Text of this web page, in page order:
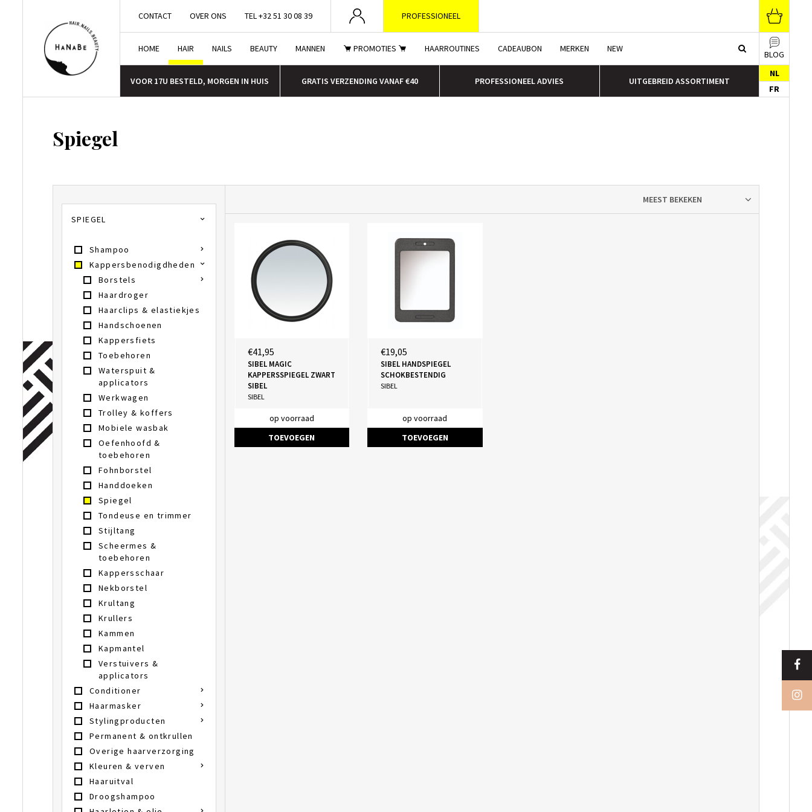
CONTACT OVER ONS TEL +32 51 30 08 39 PROFESSIONEEL
HOME HAIR NAILS BEAUTY MANNEN PROMOTIES HAARROUTINES CADEAUBON MERKEN NEW
BLOG
VOOR 17U BESTELD, MORGEN IN HUIS GRATIS VERZENDING VANAF €40 PROFESSIONEEL ADVIES UITGEBREID ASSORTIMENT
NL
FR
Spiegel
SPIEGEL
Shampoo
Kappersbenodigdheden
Borstels
Haardroger
Haarclips & elastiekjes
Handschoenen
Kappersfiets
Toebehoren
Waterspuit &
applicators
Werkwagen
Trolley & koffers
Mobiele wasbak
Oefenhoofd &
toebehoren
Fohnborstel
Handdoeken
Spiegel
Tondeuse en trimmer
Stijltang
Scheermes &
toebehoren
Kappersschaar
Nekborstel
Krultang
Krullers
Kammen
Kapmantel
Verstuivers &
applicators
Conditioner
Haarmasker
Stylingproducten
Permanent & ontkrullen
Overige haarverzorging
Kleuren & verven
Haaruitval
Droogshampoo
MEEST BEKEKEN
€41,95
SIBEL MAGIC
KAPPERSSPIEGEL ZWART
SIBEL
SIBEL
op voorraad
TOEVOEGEN
€19,05
SIBEL HANDSPIEGEL
SCHOKBESTENDIG
SIBEL
op voorraad
TOEVOEGEN